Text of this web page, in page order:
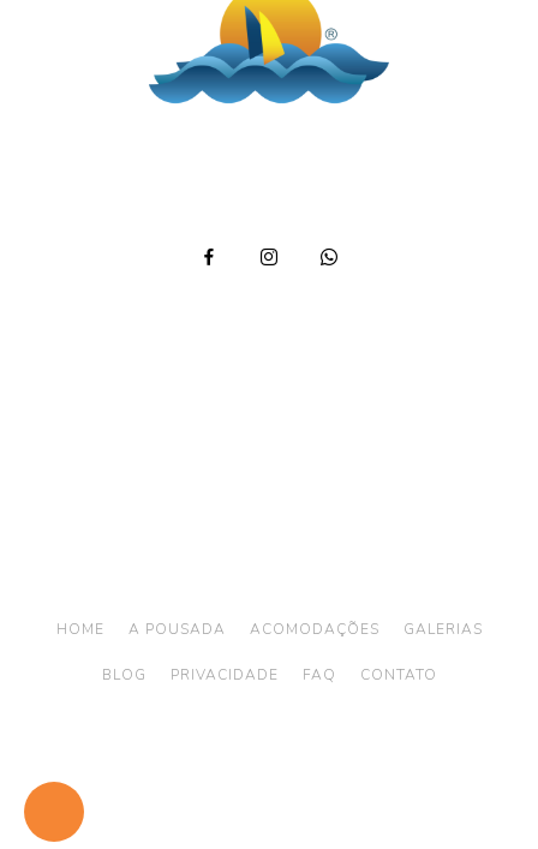
HOME A POUSADA ACOMODAÇÕES GALERIAS
BLOG PRIVACIDADE FAQ CONTATO